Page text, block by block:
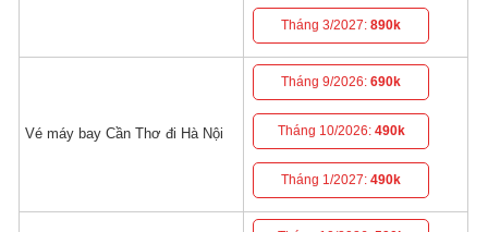
Tháng 3/2027:890k
Vé máy bay Cần Thơ đi Hà Nội
Tháng 9/2026:690k
Tháng 10/2026: 490k
Tháng 1/2027:490k